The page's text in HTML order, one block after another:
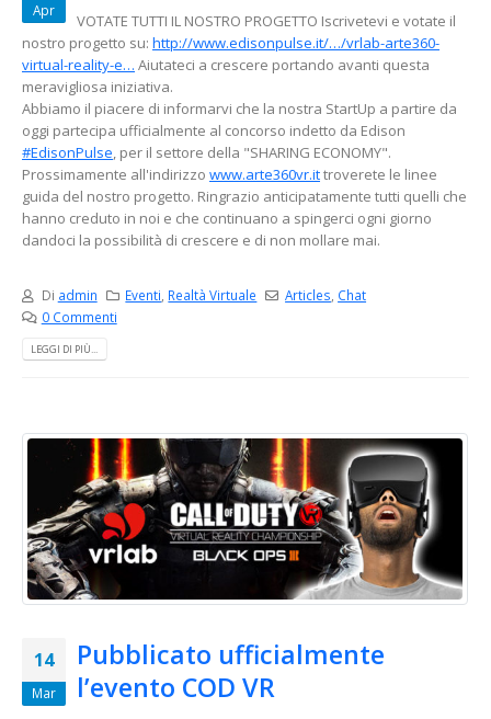
Apr
VOTATE TUTTI IL NOSTRO PROGETTO Iscrivetevi e votate il
nostro progetto su: http://www.edisonpulse.it/…/vrlab-arte360-
virtual-reality-e… Aiutateci a crescere portando avanti questa
meravigliosa iniziativa.
Abbiamo il piacere di informarvi che la nostra StartUp a partire da
oggi partecipa ufficialmente al concorso indetto da Edison
‪#‎EdisonPulse‬, per il settore della "SHARING ECONOMY".
Prossimamente all'indirizzo www.arte360vr.ittroverete le linee
guida del nostro progetto. Ringrazio anticipatamente tutti quelli che
hanno creduto in noi e che continuano a spingerci ogni giorno
dandoci la possibilità di crescere e di non mollare mai.
Di admin Eventi Realtà Virtuale Articles Chat
0 Commenti
LEGGI DI PIÙ...
14
Mar
Pubblicato ufficialmente
l’evento COD VR